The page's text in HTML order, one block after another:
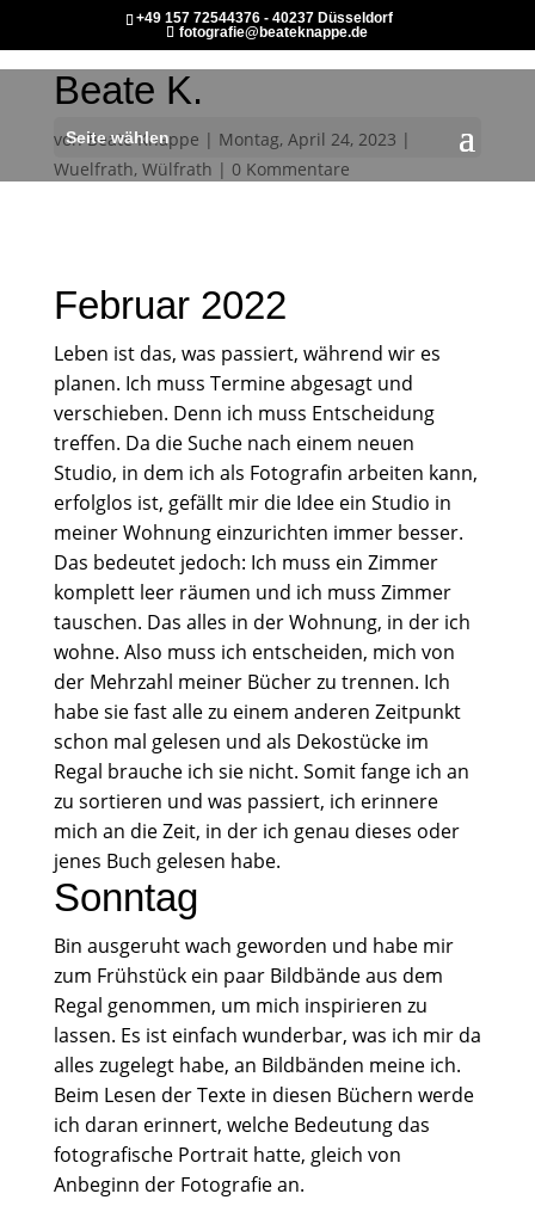
+49 157 72544376 - 40237 Düsseldorf
fotografie@beateknappe.de
Seite wählen
Beate K.
vonBeate Knappe | Montag, April 24, 2023 |
Wuelfrath, Wülfrath | 0 Kommentare
Februar 2022
Leben ist das, was passiert, während wir es
planen. Ich muss Termine abgesagt und
verschieben. Denn ich muss Entscheidung
treffen. Da die Suche nach einem neuen
Studio, in dem ich als Fotografin arbeiten kann,
erfolglos ist, gefällt mir die Idee ein Studio in
meiner Wohnung einzurichten immer besser.
Das bedeutet jedoch: Ich muss ein Zimmer
komplett leer räumen und ich muss Zimmer
tauschen. Das alles in der Wohnung, in der ich
wohne. Also muss ich entscheiden, mich von
der Mehrzahl meiner Bücher zu trennen. Ich
habe sie fast alle zu einem anderen Zeitpunkt
schon mal gelesen und als Dekostücke im
Regal brauche ich sie nicht. Somit fange ich an
zu sortieren und was passiert, ich erinnere
mich an die Zeit, in der ich genau dieses oder
jenes Buch gelesen habe.
Sonntag
Bin ausgeruht wach geworden und habe mir
zum Frühstück ein paar Bildbände aus dem
Regal genommen, um mich inspirieren zu
lassen. Es ist einfach wunderbar, was ich mir da
alles zugelegt habe, an Bildbänden meine ich.
Beim Lesen der Texte in diesen Büchern werde
ich daran erinnert, welche Bedeutung das
fotografische Portrait hatte, gleich von
Anbeginn der Fotografie an.